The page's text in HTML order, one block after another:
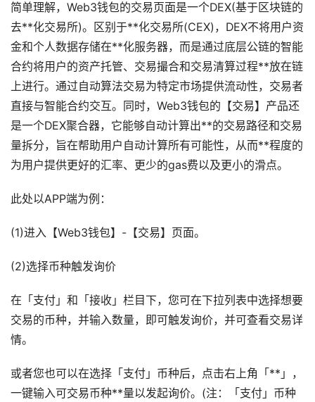
简单理解，Web3钱包的交易页面是一个DEX(基于区块链的
去**化交易所)。区别于**化交易所(CEX)，DEX不将用户资
金和个人数据存储在**化服务器，而是通过底层公链的智能
合约将用户的资产托管、交易撮合和交易清算过程**放在链
上进行。通过自动算法交易为特定市场提供流动性，交易者
直接与智能合约交互。同时，Web3钱包的【交易】产品还
是一个DEX聚合器，它能够自动计算出**的交易路径和交易
量拆分，旨在帮助用户自动计算所有可能性，从而**程度的
为用户提供更好的汇率、更少的gas费以及更小的滑点。
此处以APP端为例：
(1)进入【Web3钱包】-【交易】页面。
(2)选择币种触发询价
在「支付」和「接收」栏目下，您可在下拉列表中选择想要
交易的币种，并输入数量，即可触发询价，并可查看交易详
情。
或者您也可以在选择「支付」币种后，点击右上角「**」，
一键输入可交易币种**量以发起询价。(注：「支付」币种